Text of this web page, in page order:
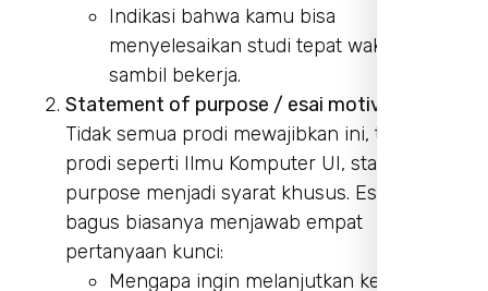
Indikasi bahwa kamu bisa
menyelesaikan studi tepat waktu meski
sambil bekerja.
Statement of purpose / esai motivasi
Tidak semua prodi mewajibkan ini, tapi di
prodi seperti Ilmu Komputer UI, statement of
purpose menjadi syarat khusus. Esai yang
bagus biasanya menjawab empat
pertanyaan kunci:
Mengapa ingin melanjutkan ke S2 di